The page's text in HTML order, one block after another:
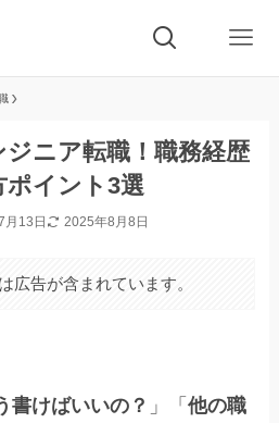
ニア転職！職務経歴
ポイント3選
月13日 2025年8月8日
広告が含まれています。
書けばいいの？ 」「他の職